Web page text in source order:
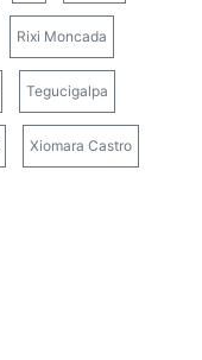
Rixi Moncada
Tegucigalpa
Xiomara Castro